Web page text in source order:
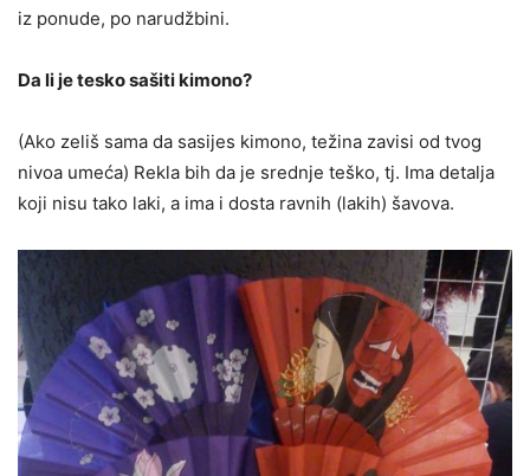
iz ponude, po narudžbini.
Da li je tesko sašiti kimono?
(Ako zeliš sama da sasijes kimono, težina zavisi od tvog
nivoa umeća) Rekla bih da je srednje teško, tj. Ima detalja
koji nisu tako laki, a ima i dosta ravnih (lakih) šavova.